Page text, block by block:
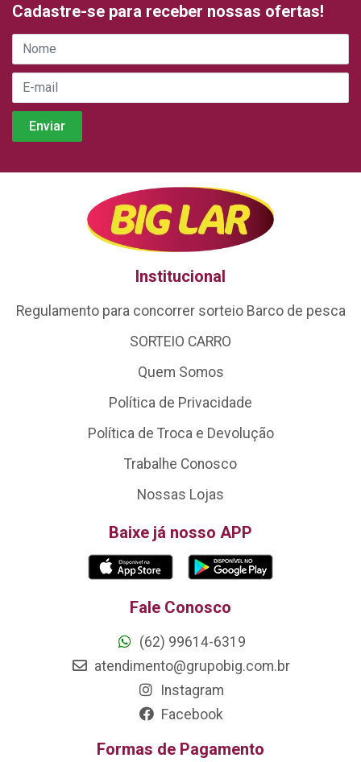
Cadastre-se para receber nossas ofertas!
Institucional
Regulamento para concorrer sorteio Barco de pesca
SORTEIO CARRO
Quem Somos
Política de Privacidade
Política de Troca e Devolução
Trabalhe Conosco
Nossas Lojas
Baixe já nosso APP
Fale Conosco
(62) 99614-6319
atendimento@grupobig.com.br
Instagram
Facebook
Formas de Pagamento